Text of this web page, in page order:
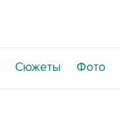
Сюжеты Фото